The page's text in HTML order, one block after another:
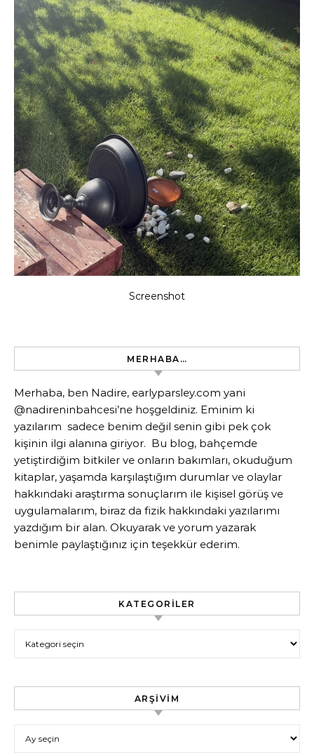
Screenshot
MERHABA…
Merhaba, ben Nadire, earlyparsley.com yani
@nadireninbahcesi’ne hoşgeldiniz. Eminim ki
yazılarım sadece benim değil senin gibi pek çok
kişinin ilgi alanına giriyor. Bu blog, bahçemde
yetiştirdiğim bitkiler ve onların bakımları, okuduğum
kitaplar, yaşamda karşılaştığım durumlar ve olaylar
hakkındaki araştırma sonuçlarım ile kişisel görüş ve
uygulamalarım, biraz da fizik hakkındaki yazılarımı
yazdığım bir alan. Okuyarak ve yorum yazarak
benimle paylaştığınız için teşekkür ederim.
KATEGORILER
ARŞIVIM